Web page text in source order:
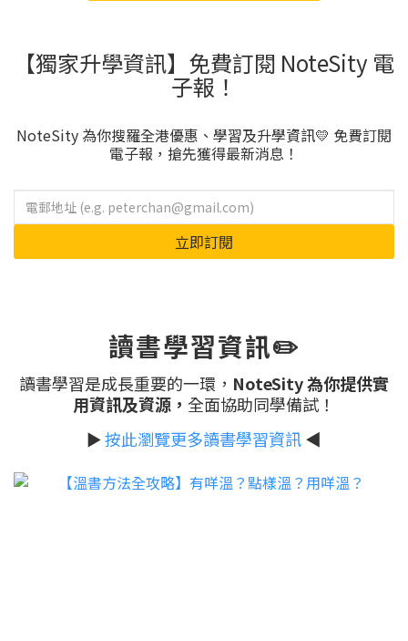
【獨家升學資訊】免費訂閱 NoteSity 電
子報！
NoteSity 為你搜羅全港優惠、學習及升學資訊💛 免費訂閱
電子報，搶先獲得最新消息！
立即訂閱
讀書學習資訊✏️
讀書學習是成長重要的一環， NoteSity 為你提供實
用資訊及資源， 全面協助同學備試！
►按此瀏覽更多讀書學習資訊◀